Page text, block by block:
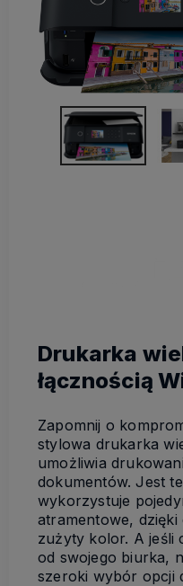
Drukarka
łącznością
Zapomnij o
stylowa drukarka
umożliwia
dokumentów. Jest
wykorzystuje
atramentowe,
zużyty kolor. A jeśli
od swojego biurka,
szeroki wybór opcji